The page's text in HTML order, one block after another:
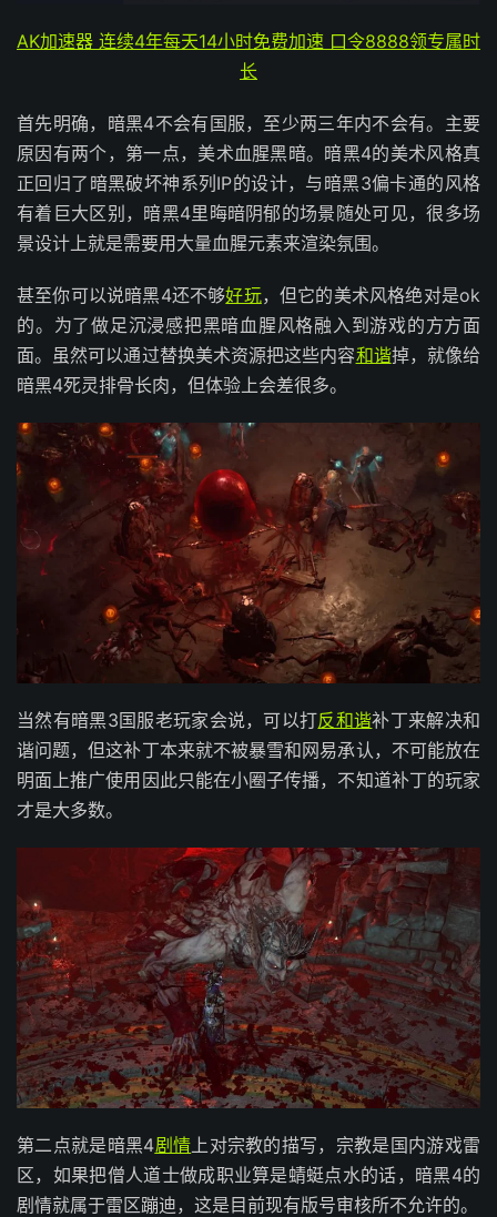
AK加速器 连续4年每天14小时免费加速 口令8888领专属时
长
首先明确，暗黑4不会有国服，至少两三年内不会有。主要
原因有两个，第一点，美术血腥黑暗。暗黑4的美术风格真
正回归了暗黑破坏神系列IP的设计，与暗黑3偏卡通的风格
有着巨大区别，暗黑4里晦暗阴郁的场景随处可见，很多场
景设计上就是需要用大量血腥元素来渲染氛围。
甚至你可以说暗黑4还不够好玩，但它的美术风格绝对是ok
的。为了做足沉浸感把黑暗血腥风格融入到游戏的方方面
面。虽然可以通过替换美术资源把这些内容和谐掉，就像给
暗黑4死灵排骨长肉，但体验上会差很多。
当然有暗黑3国服老玩家会说，可以打反和谐补丁来解决和
谐问题，但这补丁本来就不被暴雪和网易承认，不可能放在
明面上推广使用因此只能在小圈子传播，不知道补丁的玩家
才是大多数。
第二点就是暗黑4剧情 上对宗教的描写，宗教是国内游戏雷
区，如果把僧人道士做成职业算是蜻蜓点水的话，暗黑4的
剧情就属于雷区蹦迪，这是目前现有版号审核所不允许的。